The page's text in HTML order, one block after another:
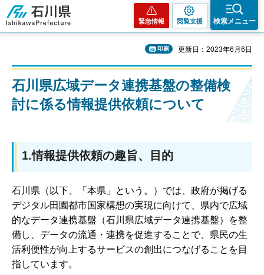
石川県
緊急情報 閲覧支援 検索メニュー
印刷 更新日：2023年6月6日
石川県広域データ連携基盤の整備検
討に係る情報提供依頼について
1.情報提供依頼の趣旨、目的
石川県（以下、「本県」という。）では、政府が掲げる
デジタル田園都市国家構想の実現に向けて、県内で広域
的なデータ連携基盤（石川県広域データ連携基盤）を整
備し、データの流通・連携を促進することで、県民の生
活利便性が向上するサービスの創出につなげることを目
指しています。